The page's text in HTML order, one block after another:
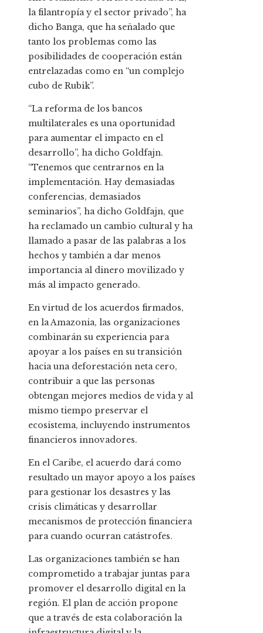
la filantropía y el sector privado”, ha
dicho Banga, que ha señalado que
tanto los problemas como las
posibilidades de cooperación están
entrelazadas como en “un complejo
cubo de Rubik”.
“La reforma de los bancos
multilaterales es una oportunidad
para aumentar el impacto en el
desarrollo”, ha dicho Goldfajn.
“Tenemos que centrarnos en la
implementación. Hay demasiadas
conferencias, demasiados
seminarios”, ha dicho Goldfajn, que
ha reclamado un cambio cultural y ha
llamado a pasar de las palabras a los
hechos y también a dar menos
importancia al dinero movilizado y
más al impacto generado.
En virtud de los acuerdos firmados,
en la Amazonia, las organizaciones
combinarán su experiencia para
apoyar a los países en su transición
hacia una deforestación neta cero,
contribuir a que las personas
obtengan mejores medios de vida y al
mismo tiempo preservar el
ecosistema, incluyendo instrumentos
financieros innovadores.
En el Caribe, el acuerdo dará como
resultado un mayor apoyo a los países
para gestionar los desastres y las
crisis climáticas y desarrollar
mecanismos de protección financiera
para cuando ocurran catástrofes.
Las organizaciones también se han
comprometido a trabajar juntas para
promover el desarrollo digital en la
región. El plan de acción propone
que a través de esta colaboración la